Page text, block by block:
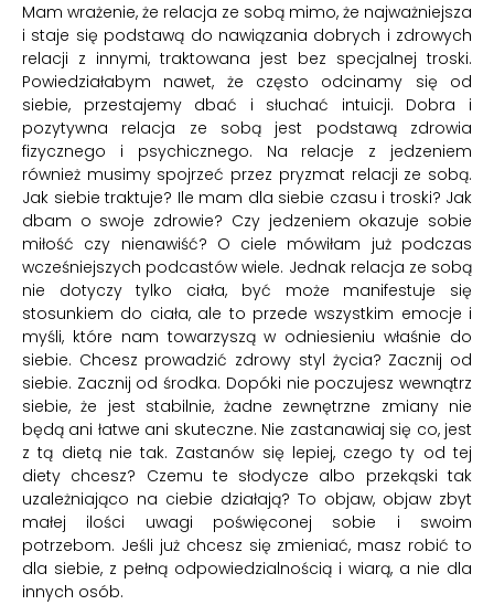
Mam wrażenie, że relacja ze sobą mimo, że najważniejsza
i staje się podstawą do nawiązania dobrych i zdrowych
relacji z innymi, traktowana jest bez specjalnej troski.
Powiedziałabym nawet, że często odcinamy się od
siebie, przestajemy dbać i słuchać intuicji. Dobra i
pozytywna relacja ze sobą jest podstawą zdrowia
fizycznego i psychicznego. Na relacje z jedzeniem
również musimy spojrzeć przez pryzmat relacji ze sobą.
Jak siebie traktuje? Ile mam dla siebie czasu i troski? Jak
dbam o swoje zdrowie? Czy jedzeniem okazuje sobie
miłość czy nienawiść? O ciele mówiłam już podczas
wcześniejszych podcastów wiele. Jednak relacja ze sobą
nie dotyczy tylko ciała, być może manifestuje się
stosunkiem do ciała, ale to przede wszystkim emocje i
myśli, które nam towarzyszą w odniesieniu właśnie do
siebie. Chcesz prowadzić zdrowy styl życia? Zacznij od
siebie. Zacznij od środka. Dopóki nie poczujesz wewnątrz
siebie, że jest stabilnie, żadne zewnętrzne zmiany nie
będą ani łatwe ani skuteczne. Nie zastanawiaj się co, jest
z tą dietą nie tak. Zastanów się lepiej, czego ty od tej
diety chcesz? Czemu te słodycze albo przekąski tak
uzależniająco na ciebie działają? To objaw, objaw zbyt
małej ilości uwagi poświęconej sobie i swoim
potrzebom. Jeśli już chcesz się zmieniać, masz robić to
dla siebie, z pełną odpowiedzialnością i wiarą, a nie dla
innych osób.